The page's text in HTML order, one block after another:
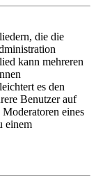
die die
kann mehreren
es den
Benutzer auf
eines
einem